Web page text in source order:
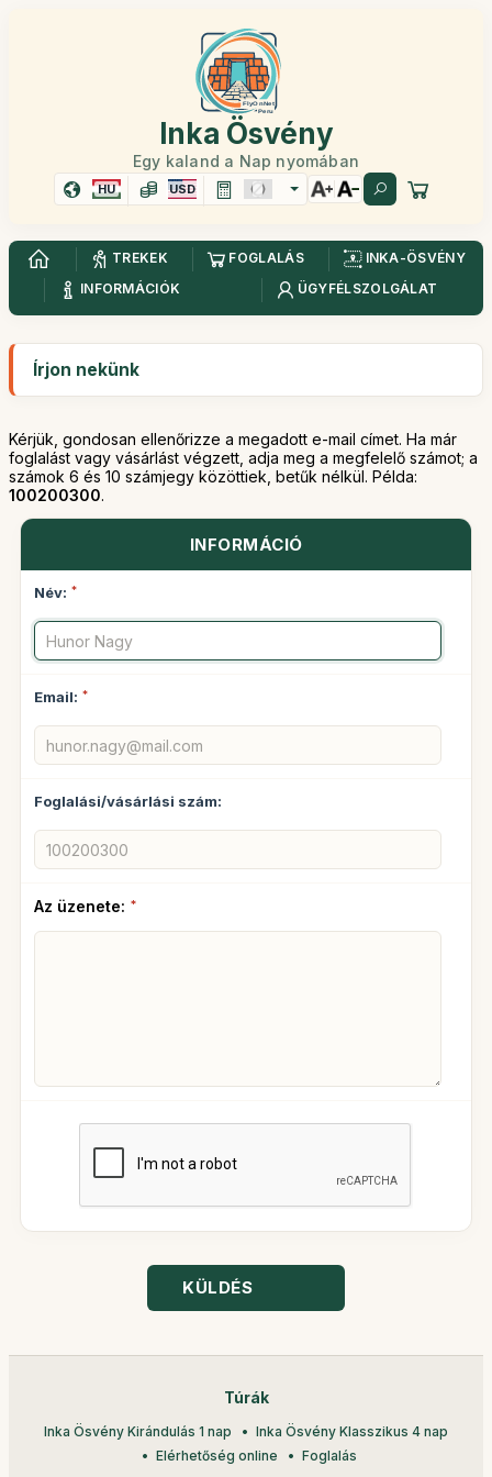
Inka Ösvény
Egy kaland a Nap nyomában
HU USD
TREKEK FOGLALÁS
INKA-ÖSVÉNY
INFORMÁCIÓK
ÜGYFÉLSZOLGÁLAT
Írjon nekünk
Kérjük, gondosan ellenőrizze a megadott e-mail címet. Ha már
foglalást vagy vásárlást végzett, adja meg a megfelelő számot; a
számok 6 és 10 számjegy közöttiek, betűk nélkül. Példa:
100200300.
INFORMÁCIÓ
Név: *
Email: *
Foglalási/vásárlási szám:
Az üzenete: *
KÜLDÉS
Túrák
Inka Ösvény Kirándulás 1 nap
Inka Ösvény Klasszikus 4 nap
Elérhetőség online
Foglalás